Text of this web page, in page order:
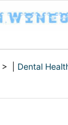
> | Dental